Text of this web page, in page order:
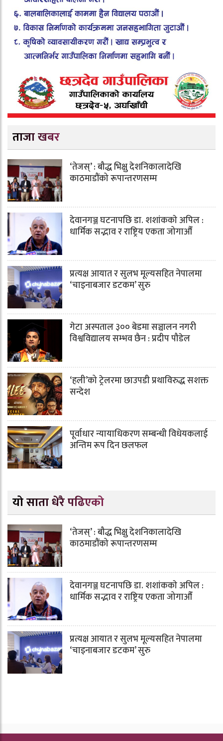
ताजा खबर
‘तेजस्’ : बौद्ध भिक्षु देशनिकालादेखि
काठमाडौंको रूपान्तरणसम्म
देवानगञ्ज घटनापछि डा. शशांककाे अपिल :
धार्मिक सद्भाव र राष्ट्रिय एकता जोगाऔँ
प्रत्यक्ष आयात र सुलभ मूल्यसहित नेपालमा
‘चाइनाबजार डटकम’ सुरु
गेटा अस्पताल ३०० बेडमा सञ्चालन नगरी
विश्वविद्यालय सम्भव छैन : प्रदीप पौडेल
‘हली’को ट्रेलरमा छाउपडी प्रथाविरुद्ध सशक्त
सन्देश
पूर्वाधार न्यायाधिकरण सम्बन्धी विधेयकलाई
अन्तिम रूप दिन छलफल
यो साता धेरै पढिएको
‘तेजस्’ : बौद्ध भिक्षु देशनिकालादेखि
काठमाडौंको रूपान्तरणसम्म
देवानगञ्ज घटनापछि डा. शशांककाे अपिल :
धार्मिक सद्भाव र राष्ट्रिय एकता जोगाऔँ
प्रत्यक्ष आयात र सुलभ मूल्यसहित नेपालमा
‘चाइनाबजार डटकम’ सुरु